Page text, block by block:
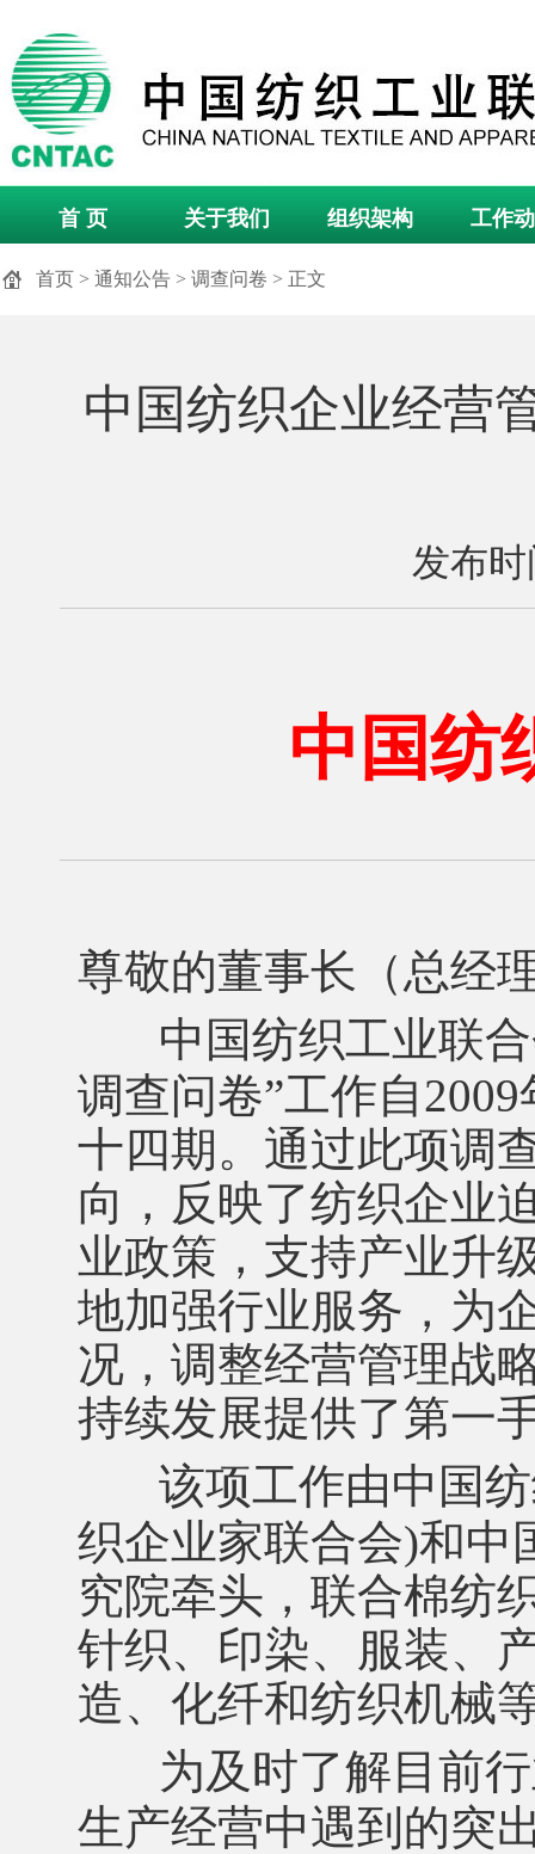
首 页 关于我们 组织架构 工作
首页 > 通知公告 > 调查问卷 > 正文
中国纺织企业经营
发布时
中国纺
尊敬的董事长（总经
中国纺织工业联
调查问卷”工作自
十四期。通过此项调
向，反映了纺织企业
业政策，支持产业升
地加强行业服务，为
况，调整经营管理战
持续发展提供了第一
该项工作由中国
织企业家联合会)和中
究院牵头，联合棉纺
针织、印染、服装、
造、化纤和纺织机械
为及时了解目前
生产经营中遇到的突